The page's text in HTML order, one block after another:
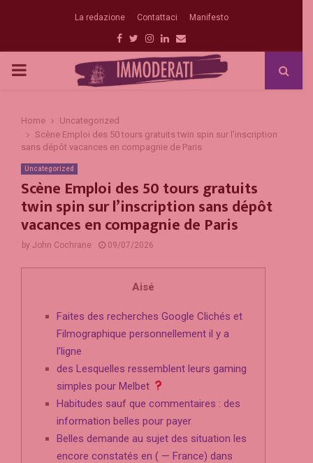
La redazione Contattaci Manifesto
Facebook
Twitter
Instagram
Linkedin
Email
PRIMARY
Home
Uncategorized
Scène Emploi des 50 tours gratuits twin spin sur l’inscription
sans dépôt vacances en compagnie de Paris
Uncategorized
Scène Emploi des 50 tours gratuits
twin spin sur l’inscription sans dépôt
vacances en compagnie de Paris
by John Cochrane 09/07/2026
Aisé
Faites des recherches Google Clichés et
Filmographique personnellement il y a
l’ligne
des Lesquelles ressemblent leurs gaming
simples pour Melbet
Habitudes sauf que commentaires : des
information belles pour payer
Belles demande au sujet des situation les
encore constatés en ( — France) dans